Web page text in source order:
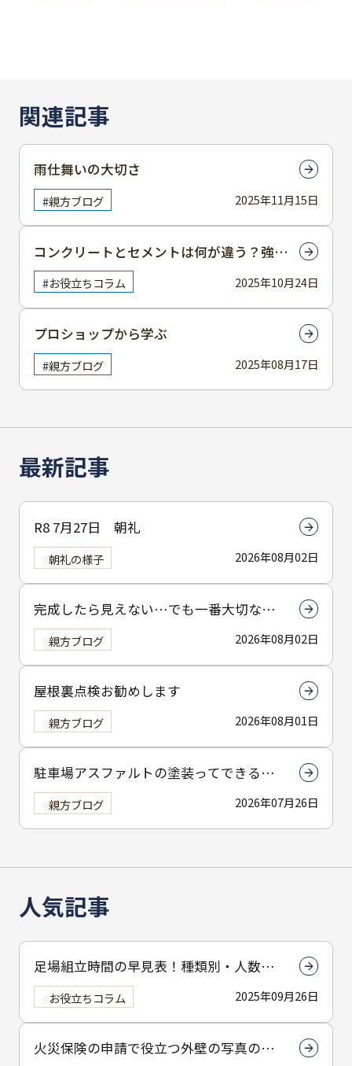
最新記事
R8 7月27日 朝礼
2026年08月02日
朝礼の様子
完成したら見えない…でも一番大切なん
は下塗りです
2026年08月02日
親方ブログ
屋根裏点検お勧めします
2026年08月01日
親方ブログ
駐車場アスファルトの塗装ってできる
の？
2026年07月26日
親方ブログ
人気記事
足場組立時間の早見表！種類別・人数別
で組立時間を解説
2025年09月26日
お役立ちコラム
火災保険の申請で役立つ外壁の写真の撮
関連記事
2025年11月15日
雨仕舞いの大切さ
親方ブログ
2025年10月24日
コンクリートとセメントは何が違う？強度
や使い分けを徹底解説
お役立ちコラム
2025年08月17日
プロショップから学ぶ
親方ブログ